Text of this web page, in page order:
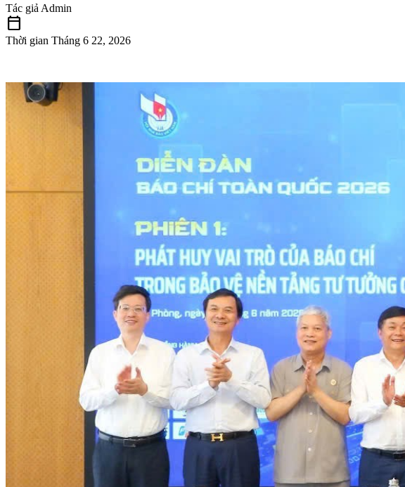
Tác giả Admin
calendar_today
Thời gian Tháng 6 22, 2026